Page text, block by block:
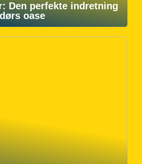
Den perfekte indretning
oase